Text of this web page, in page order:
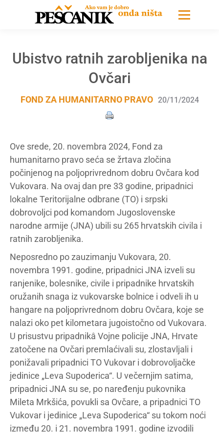
Ubistvo ratnih zarobljenika na
Ovčari
FOND ZA HUMANITARNO PRAVO 20/11/2024
Ove srede, 20. novembra 2024, Fond za
humanitarno pravo seća se žrtava zločina
počinjenog na poljoprivrednom dobru Ovčara kod
Vukovara. Na ovaj dan pre 33 godine, pripadnici
lokalne Teritorijalne odbrane (TO) i srpski
dobrovoljci pod komandom Jugoslovenske
narodne armije (JNA) ubili su 265 hrvatskih civila i
ratnih zarobljenika.
Neposredno po zauzimanju Vukovara, 20.
novembra 1991. godine, pripadnici JNA izveli su
ranjenike, bolesnike, civile i pripadnike hrvatskih
oružanih snaga iz vukovarske bolnice i odveli ih u
hangare na poljoprivrednom dobru Ovčara, koje se
nalazi oko pet kilometara jugoistočno od Vukovara.
U prisustvu pripadnikâ Vojne policije JNA, Hrvate
zatočene na Ovčari premlaćivali su, zlostavljali i
ponižavali pripadnici TO Vukovar i dobrovoljačke
jedinice „Leva Supoderica“. U večernjim satima,
pripadnici JNA su se, po naređenju pukovnika
Mileta Mrkšića, povukli sa Ovčare, a pripadnici TO
Vukovar i jedinice „Leva Supoderica“ su tokom noći
između 20. i 21. novembra 1991. godine izvodili